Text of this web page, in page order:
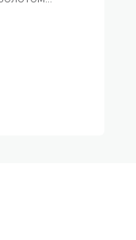
в плавание